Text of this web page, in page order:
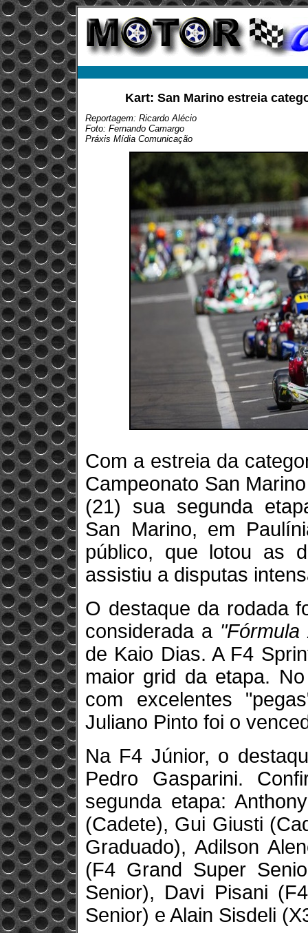
Kart: San Marino estreia
Reportagem: Ricardo Alécio
Foto: Fernando Camargo
Práxis Mídia Comunicação
Com a estreia da
Campeonato San
(21) sua segunda
San Marino, em
público, que lotou as
assistiu a disputas
O destaque da rodada
considerada a
de Kaio Dias. A F4
maior grid da etapa.
com excelentes
Juliano Pinto foi o
Na F4 Júnior, o
Pedro Gasparini.
segunda etapa:
(Cadete), Gui Giusti
Graduado), Adilson
(F4 Grand Super
Senior), Davi Pisani
Senior) e Alain Sisdeli